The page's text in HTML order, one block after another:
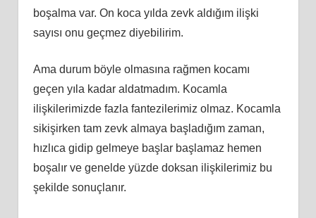
boşalma var. On koca yılda zevk aldığım ilişki
sayısı onu geçmez diyebilirim.
Ama durum böyle olmasına rağmen kocamı
geçen yıla kadar aldatmadım. Kocamla
ilişkilerimizde fazla fantezilerimiz olmaz. Kocamla
sikişirken tam zevk almaya başladığım zaman,
hızlıca gidip gelmeye başlar başlamaz hemen
boşalır ve genelde yüzde doksan ilişkilerimiz bu
şekilde sonuçlanır.